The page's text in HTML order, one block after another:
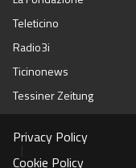
Teleticino
Radio3i
Ticinonews
Tessiner Zeitung
Privacy Policy
Cookie Policy